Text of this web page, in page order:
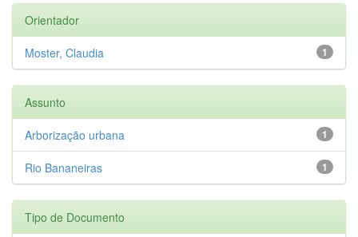
Orientador
1
Moster, Claudia
Assunto
1
Arborização urbana
1
Rio Bananeiras
Tipo de Documento